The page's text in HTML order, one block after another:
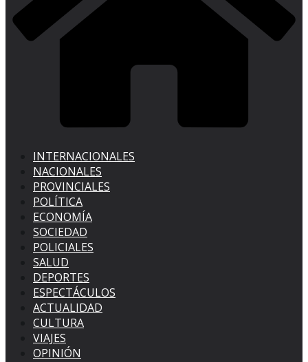
INTERNACIONALES
NACIONALES
PROVINCIALES
POLÍTICA
ECONOMÍA
SOCIEDAD
POLICIALES
SALUD
DEPORTES
ESPECTÁCULOS
ACTUALIDAD
CULTURA
VIAJES
OPINIÓN